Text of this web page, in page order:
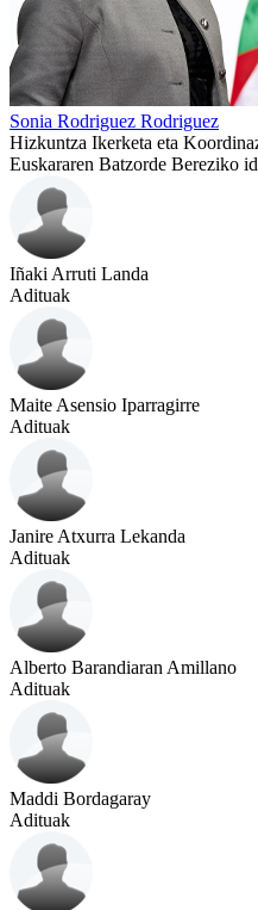
Sonia Rodriguez Rodriguez
Hizkuntza Ikerketa eta
Euskararen Batzorde Bereziko
Iñaki Arruti Landa
Adituak
Maite Asensio Iparragirre
Adituak
Janire Atxurra Lekanda
Adituak
Alberto Barandiaran Amillano
Adituak
Maddi Bordagaray
Adituak